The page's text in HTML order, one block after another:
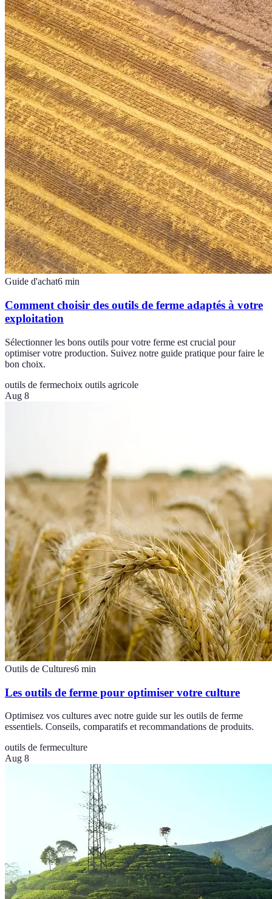
Guide d'achat6 min
Comment choisir des outils de ferme adaptés à votre
exploitation
Sélectionner les bons outils pour votre ferme est crucial pour
optimiser votre production. Suivez notre guide pratique pour faire le
bon choix.
outils de fermechoix outils agricole
Aug 8
Outils de Cultures6 min
Les outils de ferme pour optimiser votre culture
Optimisez vos cultures avec notre guide sur les outils de ferme
essentiels. Conseils, comparatifs et recommandations de produits.
outils de fermeculture
Aug 8